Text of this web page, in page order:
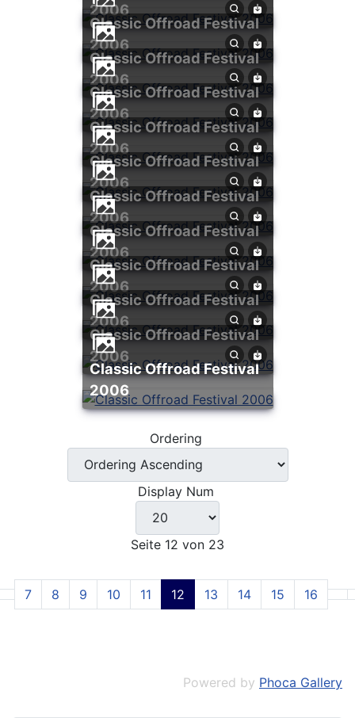
2006
Classic Offroad Festival
2006
Classic Offroad Festival
2006
Classic Offroad Festival
2006
Classic Offroad Festival
2006
Classic Offroad Festival
2006
Classic Offroad Festival
2006
Classic Offroad Festival
2006
Classic Offroad Festival
2006
Classic Offroad Festival
2006
Classic Offroad Festival
2006
Classic Offroad Festival
2006
Ordering
Display Num
Seite 12 von 23
7 8 9 10 11 12 13 14 15 16
Powered by Phoca Gallery